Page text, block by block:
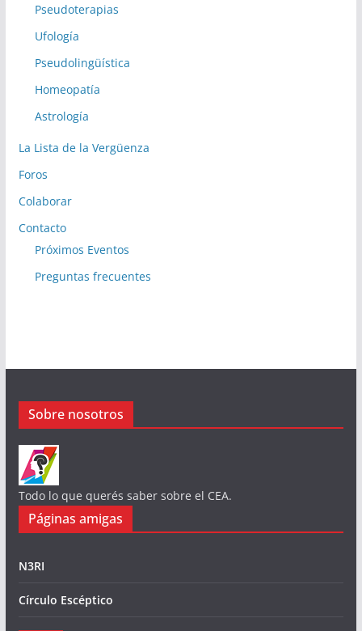
Pseudoterapias
Ufología
Pseudolingüística
Homeopatía
Astrología
La Lista de la Vergüenza
Foros
Colaborar
Contacto
Próximos Eventos
Preguntas frecuentes
Sobre nosotros
Todo lo que querés saber sobre el CEA.
Páginas amigas
N3RI
Círculo Escéptico